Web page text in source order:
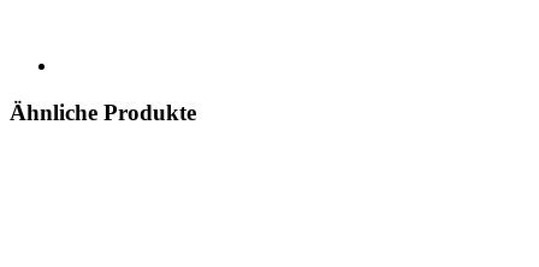
Ähnliche Produkte